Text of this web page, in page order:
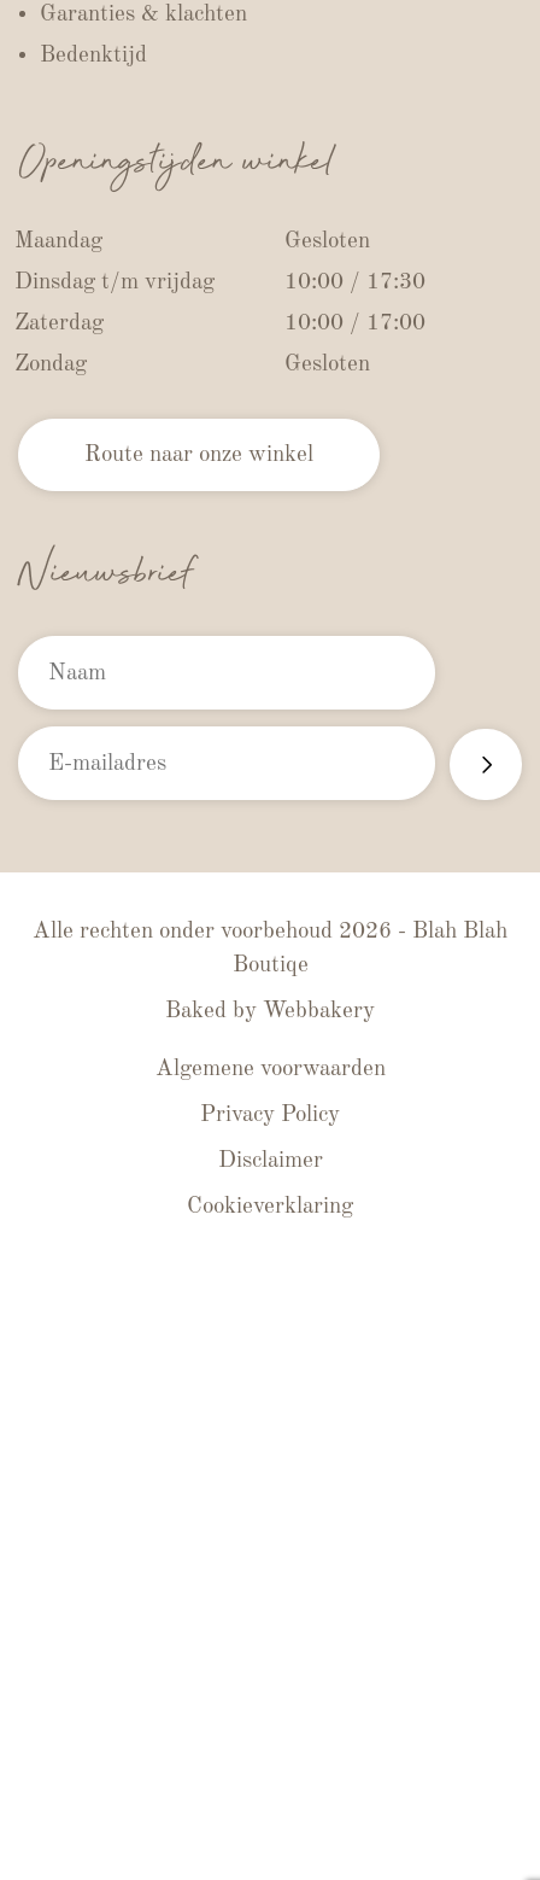
Garanties & klachten
Bedenktijd
Openingstijden winkel
Maandag
Gesloten
Dinsdag t/m vrijdag
10:00 / 17:30
Zaterdag
10:00 / 17:00
Zondag
Gesloten
Route naar onze winkel
Nieuwsbrief
Alle rechten onder voorbehoud 2026 - Blah Blah
Boutiqe
Baked by Webbakery
Algemene voorwaarden
Privacy Policy
Disclaimer
Cookieverklaring